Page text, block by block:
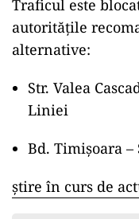
Traficul este
autoritățile
alternative:
Str. Valea
Liniei
Bd. Timișoara –
știre în curs de